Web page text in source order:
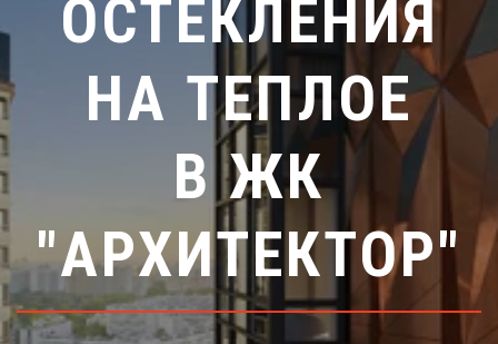
ОСТЕКЛЕНИЯ
НА ТЕПЛОЕ
В ЖК
"АРХИТЕКТОР"